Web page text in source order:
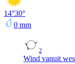
14°30°
0 mm
2
Wind vanuit